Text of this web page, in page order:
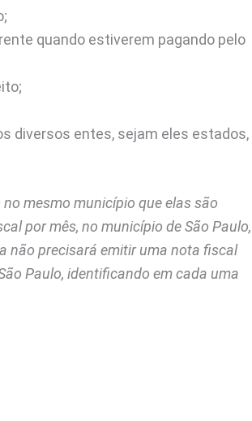
quando estiverem pagando pelo
diversos entes, sejam eles estados,
mesmo município que elas são
por mês, no município de São Paulo,
não precisará emitir uma nota fiscal
Paulo, identificando em cada uma